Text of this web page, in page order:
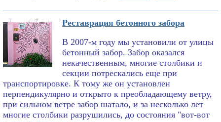
Реставрация бетонного забора
В 2007-м году мы установили от улицы
бетонный забор. Забор оказался
некачественным, многие столбики и
секции потрескались еще при
транспортировке. К тому же он установлен
перпендикулярно и открыто к преобладающему ветру,
при сильном ветре забор шатало, и за несколько лет
многие столбики разрушились, до состояния "вот-вот